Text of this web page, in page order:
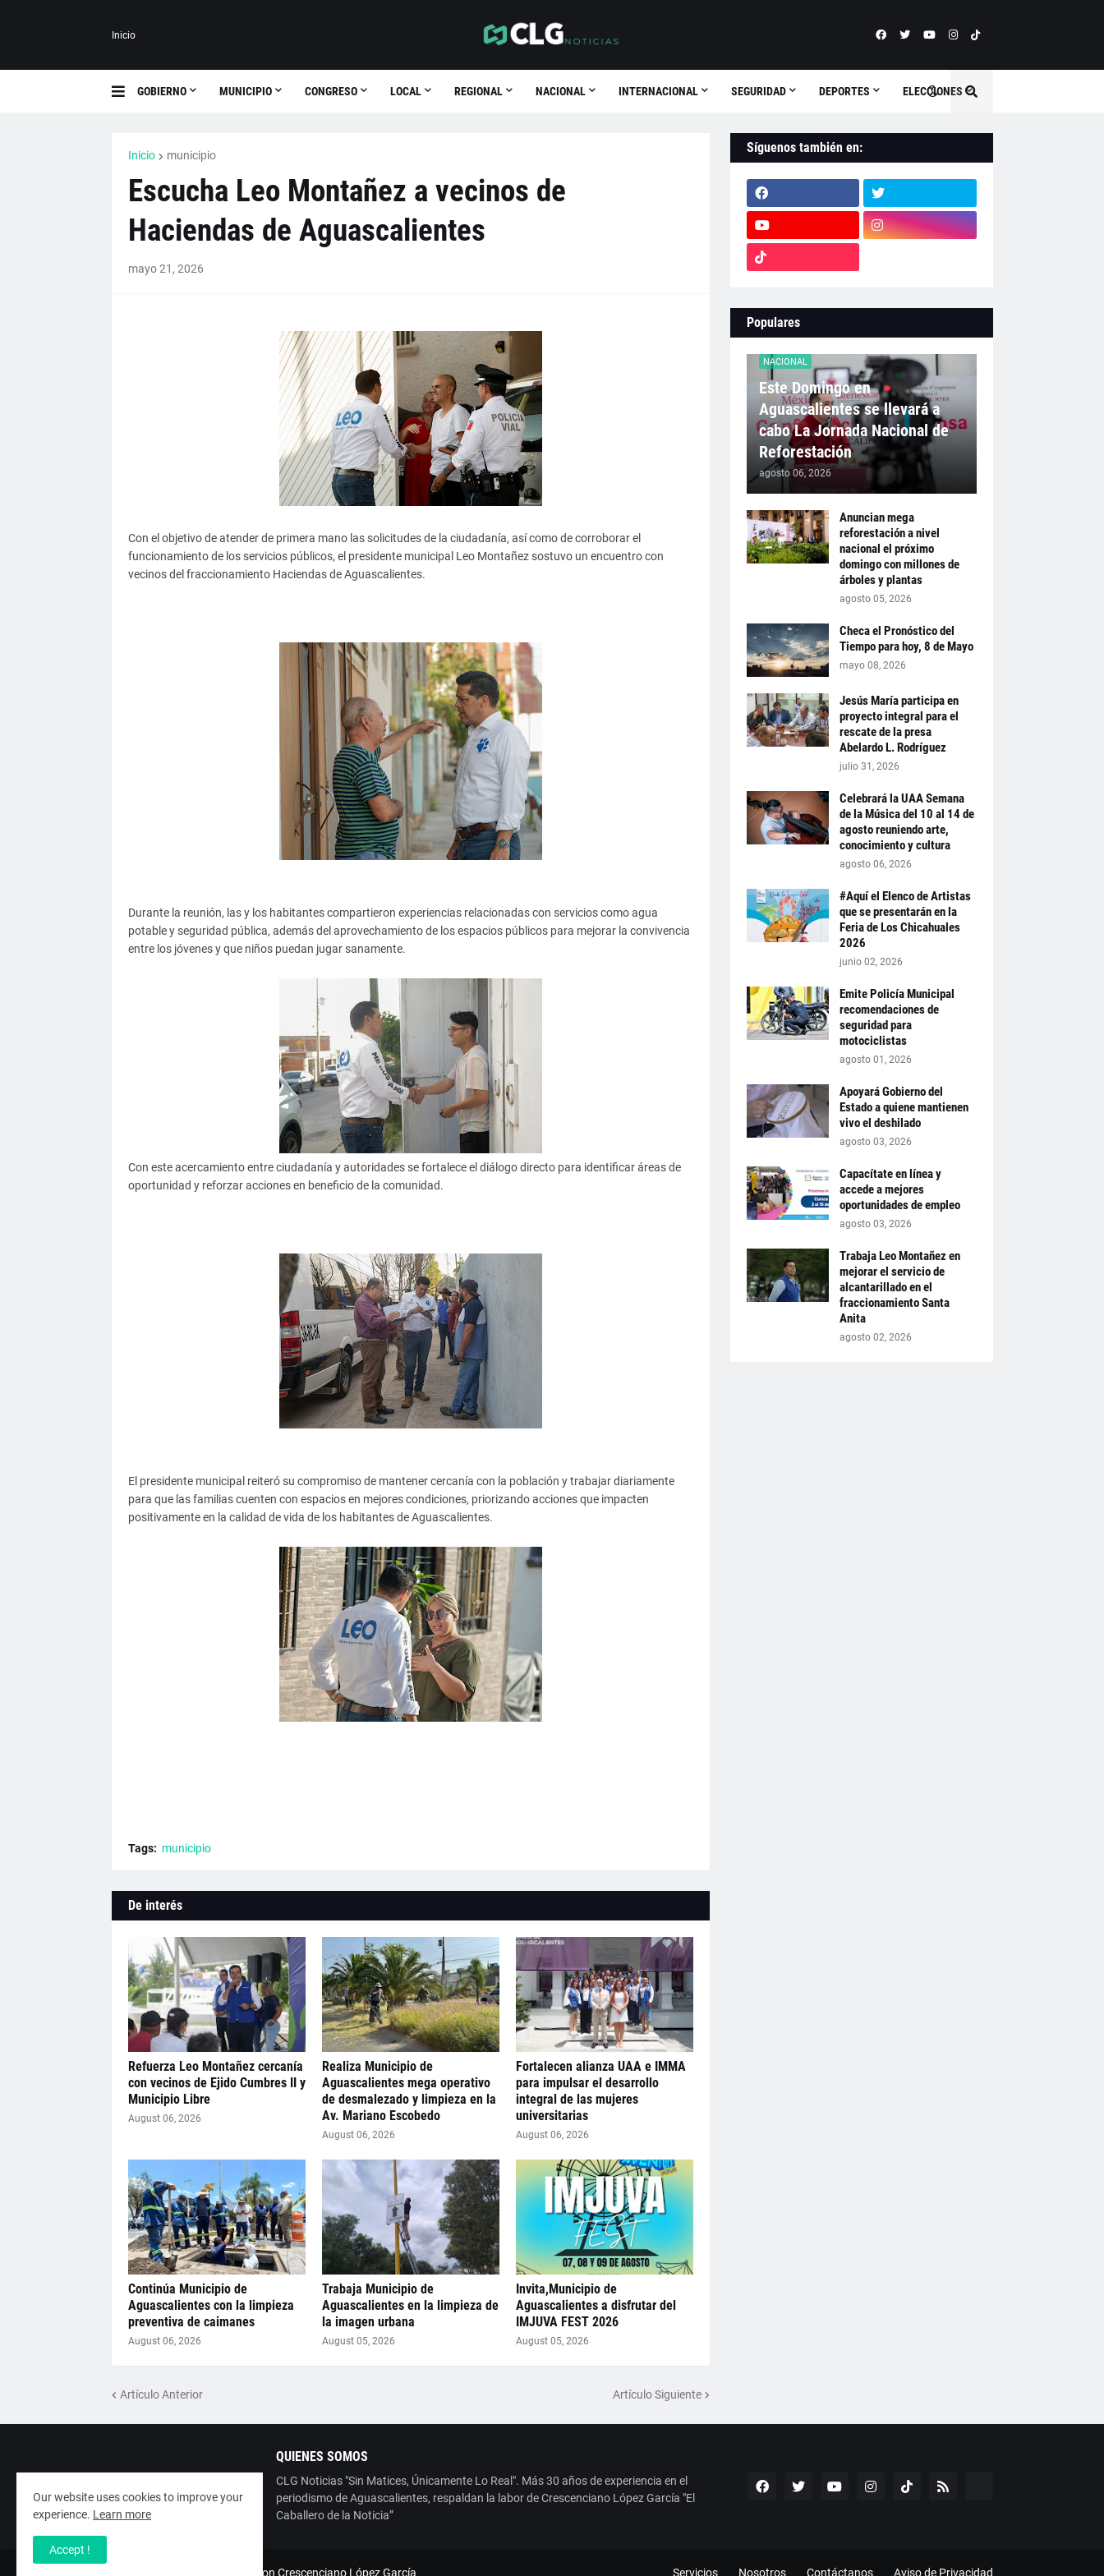
Inicio
GOBIERNO MUNICIPIO CONGRESO LOCAL REGIONAL NACIONAL INTERNACIONAL SEGURIDAD DEPORTES ELECCIONES
Inicio municipio
Escucha Leo Montañez a vecinos de
Haciendas de Aguascalientes
mayo 21, 2026
Con el objetivo de atender de primera mano las solicitudes de la ciudadanía, así como de corroborar el
funcionamiento de los servicios públicos, el presidente municipal Leo Montañez sostuvo un encuentro con
vecinos del fraccionamiento Haciendas de Aguascalientes.
Durante la reunión, las y los habitantes compartieron experiencias relacionadas con servicios como agua
potable y seguridad pública, además del aprovechamiento de los espacios públicos para mejorar la convivencia
entre los jóvenes y que niños puedan jugar sanamente.
Con este acercamiento entre ciudadanía y autoridades se fortalece el diálogo directo para identificar áreas de
oportunidad y reforzar acciones en beneficio de la comunidad.
El presidente municipal reiteró su compromiso de mantener cercanía con la población y trabajar diariamente
para que las familias cuenten con espacios en mejores condiciones, priorizando acciones que impacten
positivamente en la calidad de vida de los habitantes de Aguascalientes.
Tags: municipio
De interés
Refuerza Leo Montañez cercanía
con vecinos de Ejido Cumbres II y
Municipio Libre
August 06, 2026
Realiza Municipio de
Aguascalientes mega operativo
de desmalezado y limpieza en la
Av. Mariano Escobedo
August 06, 2026
Fortalecen alianza UAA e IMMA
para impulsar el desarrollo
integral de las mujeres
universitarias
August 06, 2026
Continúa Municipio de
Aguascalientes con la limpieza
preventiva de caimanes
August 06, 2026
Trabaja Municipio de
Aguascalientes en la limpieza de
la imagen urbana
August 05, 2026
Invita,Municipio de
Aguascalientes a disfrutar del
IMJUVA FEST 2026
August 05, 2026
Artículo Anterior Artículo Siguiente
Síguenos también en:
Populares
NACIONAL
Este Domingo en
Aguascalientes se llevará a
cabo La Jornada Nacional de
Reforestación
agosto 06, 2026
Anuncian mega
reforestación a nivel
nacional el próximo
domingo con millones de
árboles y plantas
agosto 05, 2026
Checa el Pronóstico del
Tiempo para hoy, 8 de Mayo
mayo 08, 2026
Jesús María participa en
proyecto integral para el
rescate de la presa
Abelardo L. Rodríguez
julio 31, 2026
Celebrará la UAA Semana
de la Música del 10 al 14 de
agosto reuniendo arte,
conocimiento y cultura
agosto 06, 2026
#Aquí el Elenco de Artistas
que se presentarán en la
Feria de Los Chicahuales
2026
junio 02, 2026
Emite Policía Municipal
recomendaciones de
seguridad para
motociclistas
agosto 01, 2026
Apoyará Gobierno del
Estado a quiene mantienen
vivo el deshilado
agosto 03, 2026
Capacítate en línea y
accede a mejores
oportunidades de empleo
agosto 03, 2026
Trabaja Leo Montañez en
mejorar el servicio de
alcantarillado en el
fraccionamiento Santa
Anita
agosto 02, 2026
QUIENES SOMOS
CLG Noticias "Sin Matices, Únicamente Lo Real". Más 30 años de experiencia en el
periodismo de Aguascalientes, respaldan la labor de Crescenciano López García "El
Caballero de la Noticia”
ESNoticia con Crescenciano López García Servicios Nosotros Contáctanos Aviso de Privacidad
Our website uses cookies to improve your
experience. Learn more
Accept !